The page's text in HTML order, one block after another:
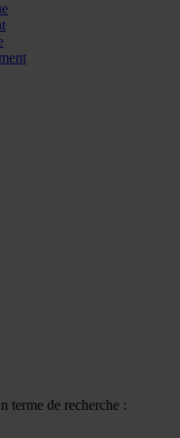
terme de recherche :